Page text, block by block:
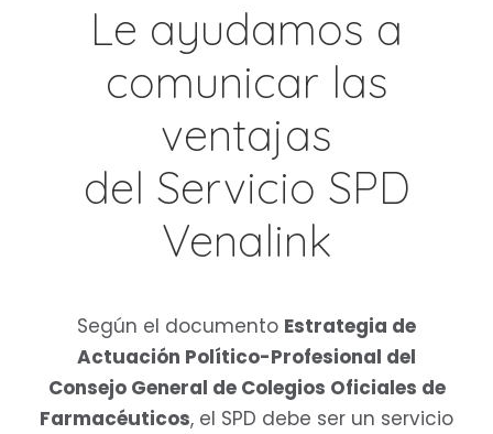
Le ayudamos a
comunicar las
ventajas
del Servicio SPD
Venalink
Según el documento Estrategia de
Actuación Político-Profesional del
Consejo General de Colegios Oficiales de
Farmacéuticos, el SPD debe ser un servicio